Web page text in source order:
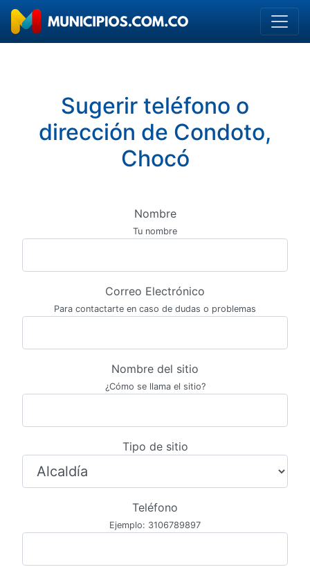
Sugerir teléfono o
dirección de Condoto,
Chocó
Nombre
Tu nombre
Correo Electrónico
Para contactarte en caso de dudas o problemas
Nombre del sitio
¿Cómo se llama el sitio?
Tipo de sitio
Teléfono
Ejemplo: 3106789897